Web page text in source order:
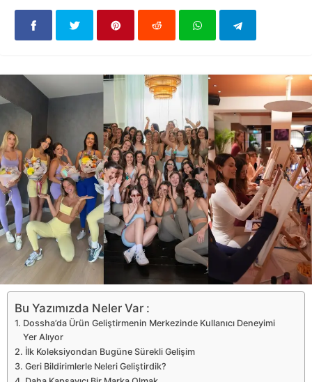
Bu Yazımızda Neler Var :
Dossha’da Ürün Geliştirmenin Merkezinde Kullanıcı Deneyimi
Yer Alıyor
İlk Koleksiyondan Bugüne Sürekli Gelişim
Geri Bildirimlerle Neleri Geliştirdik?